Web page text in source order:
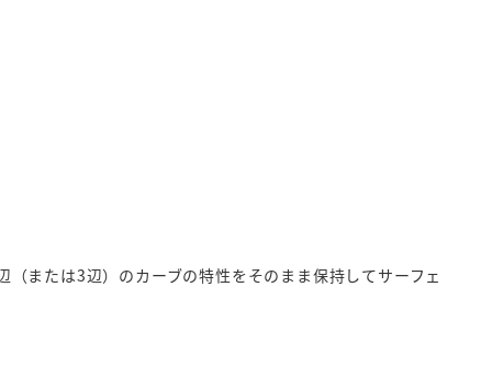
または3辺）のカーブの特性をそのまま保持してサーフェ